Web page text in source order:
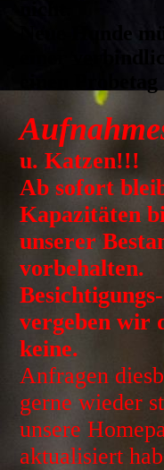
Neue Hunde
einer
einen
u. Katzen!!!
Ab sofort
Kapazitäten
unserer
vorbehalten.
vergeben wir
keine.
Anfragen
gerne wieder
unsere
aktualisiert